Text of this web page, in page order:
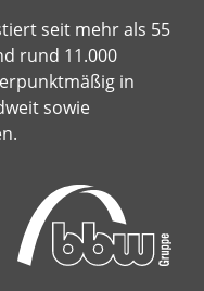
seit mehr als 55
rund 11.000
in
sowie